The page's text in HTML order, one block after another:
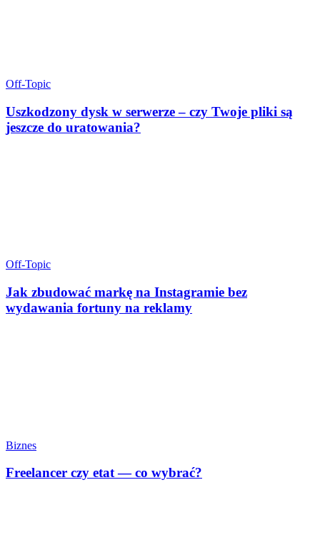
Off-Topic
Uszkodzony dysk w serwerze – czy Twoje pliki są
jeszcze do uratowania?
Off-Topic
Jak zbudować markę na Instagramie bez
wydawania fortuny na reklamy
Biznes
Freelancer czy etat — co wybrać?